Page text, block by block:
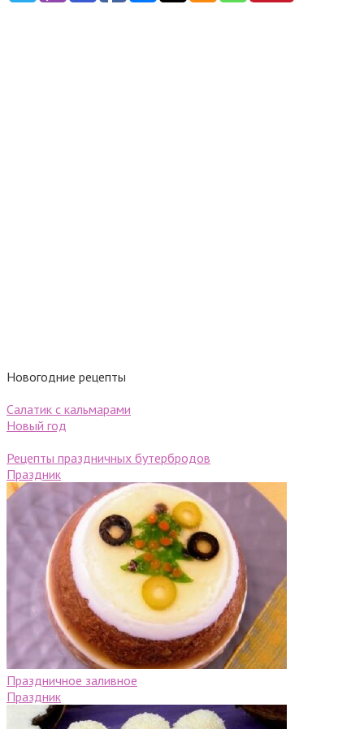
Новогодние рецепты
Салатик с кальмарами
Новый год
Рецепты праздничных бутербродов
Праздник
Праздничное заливное
Праздник